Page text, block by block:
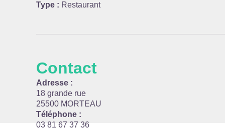
Type : Restaurant
Contact
Adresse :
18 grande rue
25500 MORTEAU
Téléphone :
03 81 67 37 36